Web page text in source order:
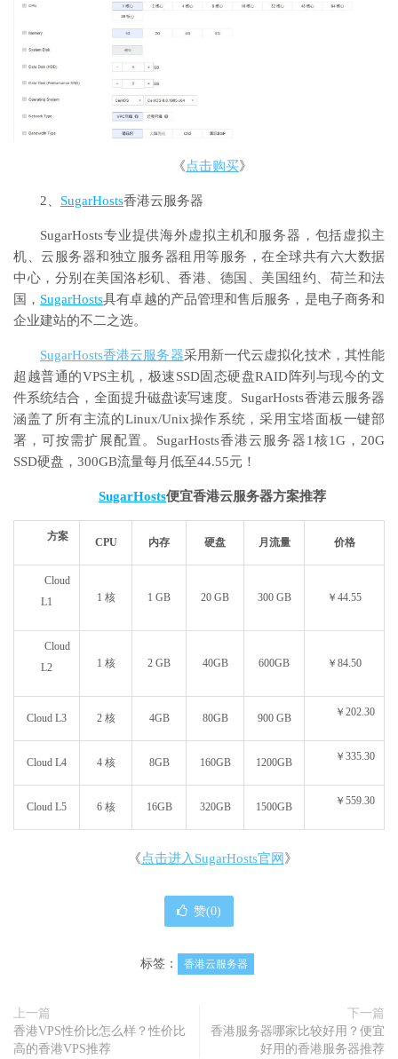
《点击购买》
2、 SugarHosts香港云服务器
SugarHosts专业提供海外虚拟主机和服务器，包括虚拟主
机、云服务器和独立服务器租用等服务，在全球共有六大数据
中心，分别在美国洛杉矶、香港、德国、美国纽约、荷兰和法
国， SugarHosts具有卓越的产品管理和售后服务，是电子商务和
企业建站的不二之选。
SugarHosts香港云服务器采用新一代云虚拟化技术，其性能
超越普通的VPS主机，极速SSD固态硬盘RAID阵列与现今的文
件系统结合，全面提升磁盘读写速度。SugarHosts香港云服务器
涵盖了所有主流的Linux/Unix操作系统，采用宝塔面板一键部
署，可按需扩展配置。SugarHosts香港云服务器1核1G，20G
SSD硬盘，300GB流量每月低至44.55元！
SugarHosts便宜香港云服务器方案推荐
方案 CPU 内存 硬盘 月流量 价格
Cloud
L1
1 核 1 GB 20 GB 300 GB ￥44.55
Cloud
L2
1 核 2 GB 40GB 600GB ￥84.50
Cloud L3 2 核 4GB 80GB 900 GB ￥202.30
Cloud L4 4 核 8GB 160GB 1200GB ￥335.30
Cloud L5 6 核 16GB 320GB 1500GB ￥559.30
《点击进入SugarHosts官网 》
赞(0)
标签： 香港云服务器
上一篇
香港VPS性价比怎么样？性价比
高的香港VPS推荐
下一篇
香港服务器哪家比较好用？便宜
好用的香港服务器推荐